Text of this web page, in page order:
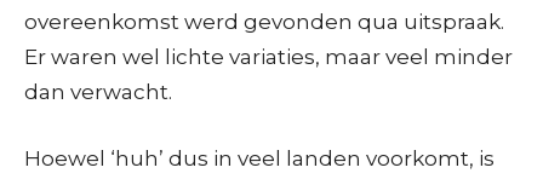
overeenkomst werd gevonden qua uitspraak.
Er waren wel lichte variaties, maar veel minder
dan verwacht.
Hoewel ‘huh’ dus in veel landen voorkomt, is